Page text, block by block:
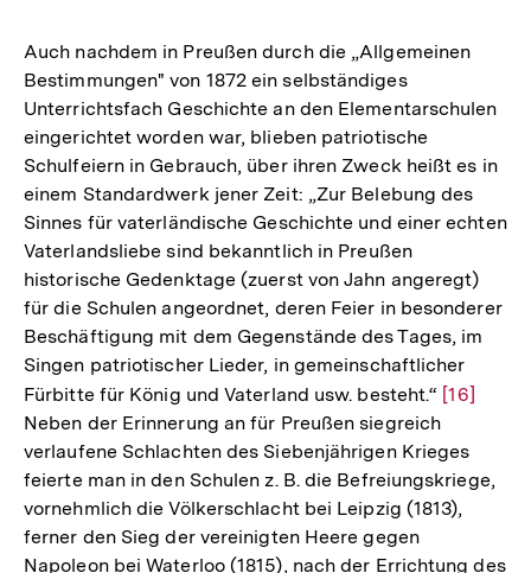
Auch nachdem in Preußen durch die „Allgemeinen
Bestimmungen" von 1872 ein selbständiges
Unterrichtsfach Geschichte an den Elementarschulen
eingerichtet worden war, blieben patriotische
Schulfeiern in Gebrauch, über ihren Zweck heißt es in
einem Standardwerk jener Zeit: „Zur Belebung des
Sinnes für vaterländische Geschichte und einer echten
Vaterlandsliebe sind bekanntlich in Preußen
historische Gedenktage (zuerst von Jahn angeregt)
für die Schulen angeordnet, deren Feier in besonderer
Beschäftigung mit dem Gegenstände des Tages, im
Singen patriotischer Lieder, in gemeinschaftlicher
Fürbitte für König und Vaterland usw. besteht.“ Zur
der
Fußnote
[16]
Neben der Erinnerung an für Preußen siegreich
verlaufene Schlachten des Siebenjährigen Krieges
feierte man in den Schulen z. B. die Befreiungskriege,
vornehmlich die Völkerschlacht bei Leipzig (1813),
ferner den Sieg der vereinigten Heere gegen
Napoleon bei Waterloo (1815), nach der Errichtung des